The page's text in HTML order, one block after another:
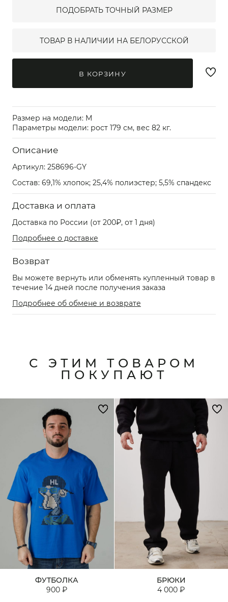
ПОДОБРАТЬ ТОЧНЫЙ РАЗМЕР
ТОВАР В НАЛИЧИИ НА БЕЛОРУССКОЙ
В КОРЗИНУ
Размер на модели: M
Параметры модели: рост 179 см, вес 82 кг.
Описание
Артикул: 258696-GY
Состав: 69,1% хлопок; 25,4% полиэстер; 5,5% спандекс
Доставка и оплата
Доставка по России (от 200₽, от 1 дня)
Подробнее о доставке
Возврат
Вы можете вернуть или обменять купленный товар в
течение 14 дней после получения заказа
Подробнее об обмене и возврате
С ЭТИМ ТОВАРОМ
ПОКУПАЮТ
ФУТБОЛКА
900 ₽
БРЮКИ
4 000 ₽